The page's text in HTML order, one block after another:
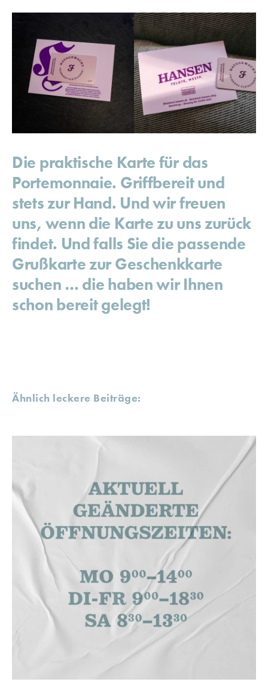
Die praktische Karte für das
Portemonnaie. Griffbereit und
stets zur Hand. Und wir freuen
uns, wenn die Karte zu uns zurück
findet. Und falls Sie die passende
Grußkarte zur Geschenkkarte
suchen … die haben wir Ihnen
schon bereit gelegt!
Ähnlich leckere Beiträge: